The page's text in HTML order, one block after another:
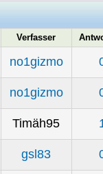
Verfasser
no1gizmo
no1gizmo
Timäh95
gsl83